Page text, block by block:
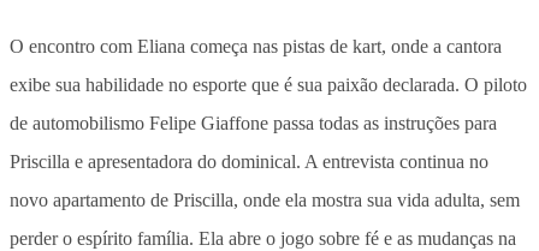
O encontro com Eliana começa nas pistas de kart, onde a cantora
exibe sua habilidade no esporte que é sua paixão declarada. O piloto
de automobilismo Felipe Giaffone passa todas as instruções para
Priscilla e apresentadora do dominical. A entrevista continua no
novo apartamento de Priscilla, onde ela mostra sua vida adulta, sem
perder o espírito família. Ela abre o jogo sobre fé e as mudanças na